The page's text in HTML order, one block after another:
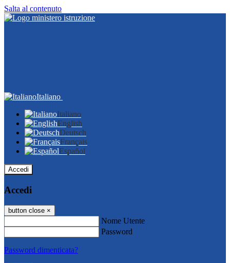
Salta al contenuto
Italiano
Italiano
English
Deutsch
Français
Español
Accedi
Accedi
button close ×
Nome Utente
Password
Password dimenticata?